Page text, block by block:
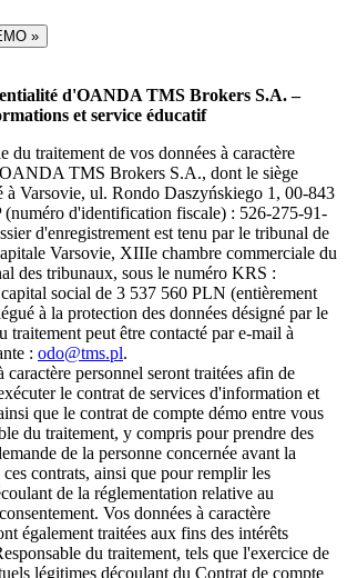
»
d'OANDA TMS Brokers S.A. –
et service éducatif
du traitement de vos données à caractère
OANDA TMS Brokers S.A., dont le siège
à Varsovie, ul. Rondo Daszyńskiego 1, 00-843
(numéro d'identification fiscale) : 526-275-91-
d'enregistrement est tenu par le tribunal de
Varsovie, XIIIe chambre commerciale du
des tribunaux, sous le numéro KRS :
social de 3 537 560 PLN (entièrement
à la protection des données désigné par le
traitement peut être contacté par e-mail à
: odo@tms.pl.
caractère personnel seront traitées afin de
le contrat de services d'information et
que le contrat de compte démo entre vous
du traitement, y compris pour prendre des
de la personne concernée avant la
contrats, ainsi que pour remplir les
de la réglementation relative au
Vos données à caractère
également traitées aux fins des intérêts
du traitement, tels que l'exercice de
légitimes découlant du Contrat de compte